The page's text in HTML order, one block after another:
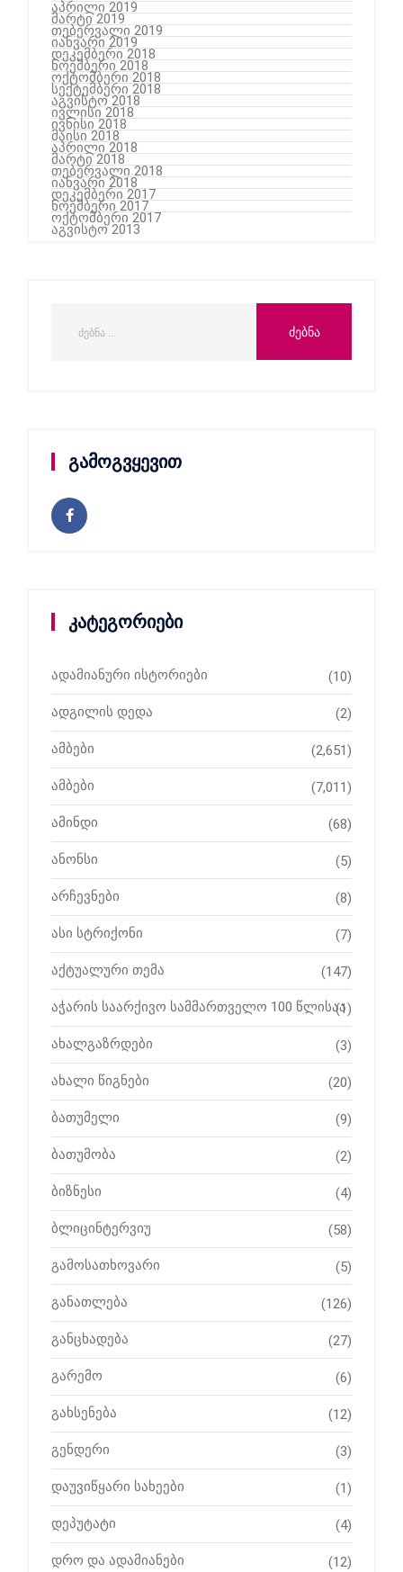
აპრილი 2019
მარტი 2019
თებერვალი 2019
იანვარი 2019
დეკემბერი 2018
ნოემბერი 2018
ოქტომბერი 2018
სექტემბერი 2018
აგვისტო 2018
ივლისი 2018
ივნისი 2018
მაისი 2018
აპრილი 2018
მარტი 2018
თებერვალი 2018
იანვარი 2018
დეკემბერი 2017
ნოემბერი 2017
ოქტომბერი 2017
აგვისტო 2013
გამოგვყევით
კატეგორიები
ადამიანური ისტორიები (10)
ადგილის დედა (2)
ამბები (2,651)
ამბები (7,011)
ამინდი (68)
ანონსი (5)
არჩევნები (8)
ასი სტრიქონი (7)
აქტუალური თემა (147)
აჭარის საარქივო სამმართველო 100 წლისაა
(1)
ახალგაზრდები (3)
ახალი წიგნები (20)
ბათუმელი (9)
ბათუმობა (2)
ბიზნესი (4)
ბლიცინტერვიუ (58)
გამოსათხოვარი (5)
განათლება (126)
განცხადება (27)
გარემო (6)
გახსენება (12)
გენდერი (3)
დაუვიწყარი სახეები (1)
დეპუტატი (4)
დრო და ადამიანები (12)